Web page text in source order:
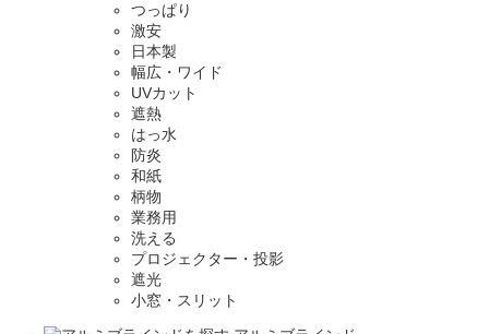
つっぱり
激安
日本製
幅広・ワイド
UVカット
遮熱
はっ水
防炎
和紙
柄物
業務用
洗える
プロジェクター・投影
遮光
小窓・スリット